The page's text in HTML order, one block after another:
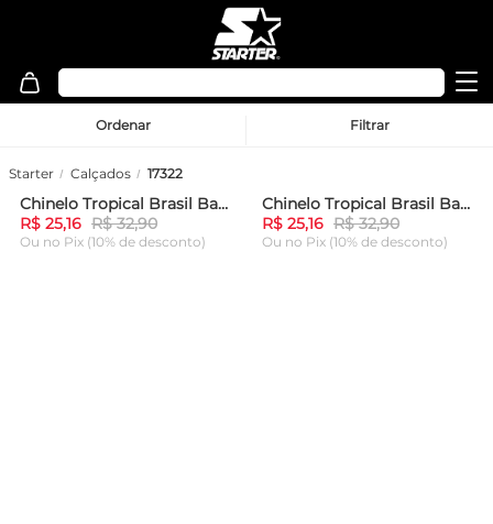
Ordenar Filtrar
Starter Calçados 17322
- 23%Chinelo Tropical Brasil Baby Rosa
R$ 25,16 R$ 32,90
Ou no Pix (10% de desconto)
- 23%Chinelo Tropical Brasil Baby Branco
R$ 25,16 R$ 32,90
Ou no Pix (10% de desconto)